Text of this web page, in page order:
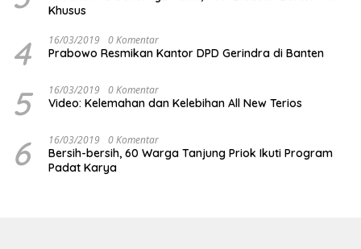
Khusus
4 16/03/2019 0 Komentar
Prabowo Resmikan Kantor DPD Gerindra di Banten
5 16/03/2019 0 Komentar
Video: Kelemahan dan Kelebihan All New Terios
6 16/03/2019 0 Komentar
Bersih-bersih, 60 Warga Tanjung Priok Ikuti Program
Padat Karya